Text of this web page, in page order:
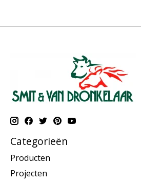
Categorieën
Producten
Projecten